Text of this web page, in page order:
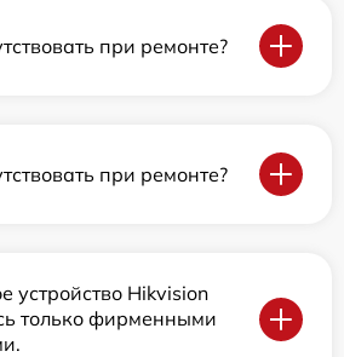
при ремонте?
при ремонте?
устройство Hikvision
только фирменными